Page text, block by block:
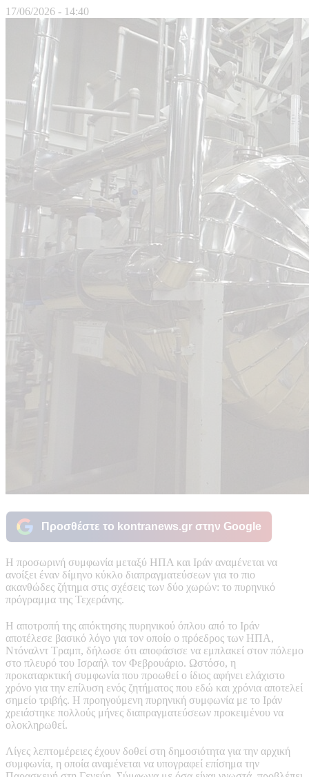
17/06/2026 - 14:40
Προσθέστε το kontranews.gr στην Google
Η προσωρινή συμφωνία μεταξύ ΗΠΑ και Ιράν αναμένεται να
ανοίξει έναν δίμηνο κύκλο διαπραγματεύσεων για το πιο
ακανθώδες ζήτημα στις σχέσεις των δύο χωρών: το πυρηνικό
πρόγραμμα της Τεχεράνης.
Η αποτροπή της απόκτησης πυρηνικού όπλου από το Ιράν
αποτέλεσε βασικό λόγο για τον οποίο ο πρόεδρος των ΗΠΑ,
Ντόναλντ Τραμπ, δήλωσε ότι αποφάσισε να εμπλακεί στον πόλεμο
στο πλευρό του Ισραήλ τον Φεβρουάριο. Ωστόσο, η
προκαταρκτική συμφωνία που προωθεί ο ίδιος αφήνει ελάχιστο
χρόνο για την επίλυση ενός ζητήματος που εδώ και χρόνια αποτελεί
σημείο τριβής. Η προηγούμενη πυρηνική συμφωνία με το Ιράν
χρειάστηκε πολλούς μήνες διαπραγματεύσεων προκειμένου να
ολοκληρωθεί.
Λίγες λεπτομέρειες έχουν δοθεί στη δημοσιότητα για την αρχική
συμφωνία, η οποία αναμένεται να υπογραφεί επίσημα την